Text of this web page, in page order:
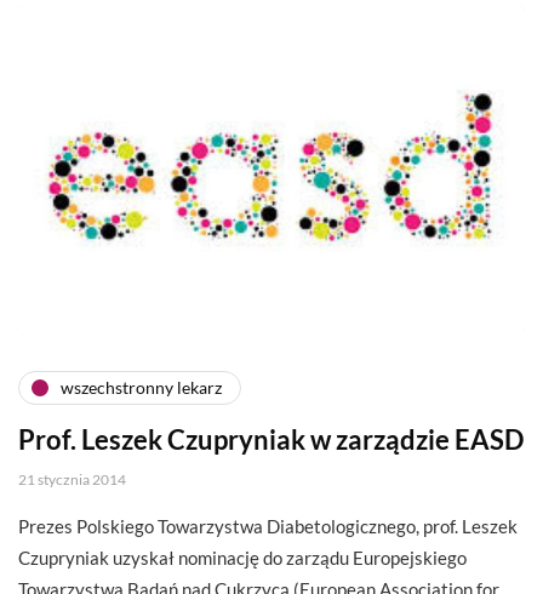
wszechstronny lekarz
Prof. Leszek Czupryniak w zarządzie EASD
21 stycznia 2014
Prezes Polskiego Towarzystwa Diabetologicznego, prof. Leszek
Czupryniak uzyskał nominację do zarządu Europejskiego
Towarzystwa Badań nad Cukrzycą (European Association for